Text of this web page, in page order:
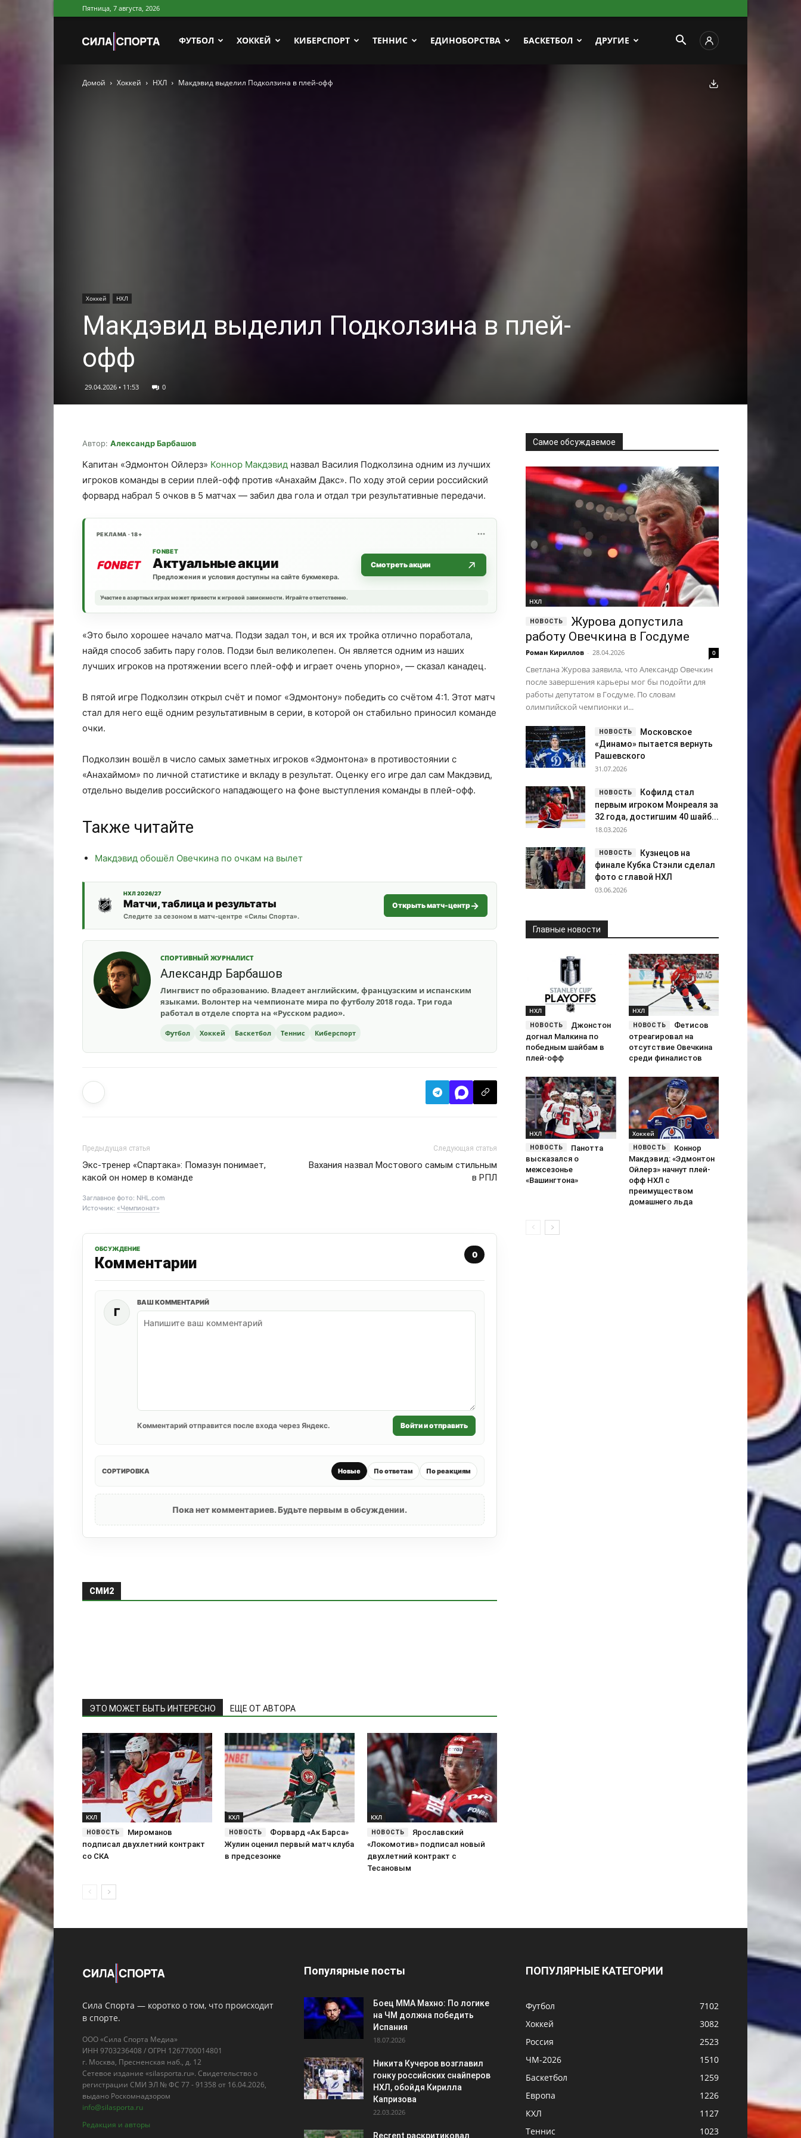
Пятница, 7 августа, 2026
Сила
Спорта
ФУТБОЛ ХОККЕЙ КИБЕРСПОРТ ТЕННИС ЕДИНОБОРСТВА БАСКЕТБОЛ ДРУГИЕ
Домой Хоккей НХЛ Макдэвид выделил Подколзина в плей-офф
Хоккей НХЛ
Макдэвид выделил Подколзина в плей-
офф
29.04.2026 • 11:53 0
Скачать фото
Автор: Александр Барбашов
Капитан «Эдмонтон Ойлерз» Коннор Макдэвид назвал Василия Подколзина одним из лучших
игроков команды в серии плей-офф против «Анахайм Дакс». По ходу этой серии российский
форвард набрал 5 очков в 5 матчах — забил два гола и отдал три результативные передачи.
РЕКЛАМА · 18+
FONBET
Актуальные акции
Предложения и условия доступны на сайте букмекера.
Смотреть акции
Участие в азартных играх может привести к игровой зависимости. Играйте ответственно.
«Это было хорошее начало матча. Подзи задал тон, и вся их тройка отлично поработала,
найдя способ забить пару голов. Подзи был великолепен. Он является одним из наших
лучших игроков на протяжении всего плей-офф и играет очень упорно», — сказал канадец.
В пятой игре Подколзин открыл счёт и помог «Эдмонтону» победить со счётом 4:1. Этот матч
стал для него ещё одним результативным в серии, в которой он стабильно приносил команде
очки.
Подколзин вошёл в число самых заметных игроков «Эдмонтона» в противостоянии с
«Анахаймом» по личной статистике и вкладу в результат. Оценку его игре дал сам Макдэвид,
отдельно выделив российского нападающего на фоне выступления команды в плей-офф.
Также читайте
Макдэвид обошёл Овечкина по очкам на вылет
НХЛ 2026/27
Матчи, таблица и результаты
Следите за сезоном в матч-центре «Силы Спорта».
Открыть матч-центр
СПОРТИВНЫЙ ЖУРНАЛИСТ
Александр Барбашов
Лингвист по образованию. Владеет английским, французским и испанским
языками. Волонтер на чемпионате мира по футболу 2018 года. Три года
работал в отделе спорта на «Русском радио».
Футбол Хоккей Баскетбол Теннис Киберспорт
Предыдущая статья
Экс-тренер «Спартака»: Помазун понимает,
какой он номер в команде
Следующая статья
Вахания назвал Мостового самым стильным
в РПЛ
Заглавное фото: NHL.com
Источник: «Чемпионат»
ОБСУЖДЕНИЕ
Комментарии 0
Г
ВАШ КОММЕНТАРИЙ
Комментарий отправится после входа через Яндекс. Войти и отправить
СОРТИРОВКА Новые По ответам По реакциям
Пока нет комментариев. Будьте первым в обсуждении.
СМИ2
ЭТО МОЖЕТ БЫТЬ ИНТЕРЕСНО ЕЩЕ ОТ АВТОРА
КХЛ
Мироманов
подписал двухлетний контракт
со СКА
КХЛ
Форвард «Ак Барса»
Жулин оценил первый матч клуба
в предсезонке
КХЛ
Ярославский
«Локомотив» подписал новый
двухлетний контракт с
Тесановым
Самое обсуждаемое
НХЛ
Журова допустила
работу Овечкина в Госдуме
Роман Кириллов - 28.04.2026 0
Светлана Журова заявила, что Александр Овечкин
после завершения карьеры мог бы подойти для
работы депутатом в Госдуме. По словам
олимпийской чемпионки и...
Московское
«Динамо» пытается вернуть
Рашевского
31.07.2026
Кофилд стал
первым игроком Монреаля за
32 года, достигшим 40 шайб...
18.03.2026
Кузнецов на
финале Кубка Стэнли сделал
фото с главой НХЛ
03.06.2026
Главные новости
НХЛ
Джонстон
догнал Малкина по
победным шайбам в
плей-офф
НХЛ
Фетисов
отреагировал на
отсутствие Овечкина
среди финалистов
НХЛ
Панотта
высказался о
межсезонье
«Вашингтона»
Хоккей
Коннор
Макдэвид: «Эдмонтон
Ойлерз» начнут плей-
офф НХЛ с
преимуществом
домашнего льда
Сила Спорта — коротко о том, что происходит
в спорте.
ООО «Сила Спорта Медиа»
ИНН 9703236408 / ОГРН 1267700014801
г. Москва, Пресненская наб., д. 12
Сетевое издание «silasporta.ru». Свидетельство о
регистрации СМИ ЭЛ № ФС 77 - 91358 от 16.04.2026,
выдано Роскомнадзором
info@silasporta.ru
Редакция и авторы
Популярные посты
Боец ММА Махно: По логике
на ЧМ должна победить
Испания
18.07.2026
Никита Кучеров возглавил
гонку российских снайперов
НХЛ, обойдя Кирилла
Капризова
22.03.2026
Recrent раскритиковал
ПОПУЛЯРНЫЕ КАТЕГОРИИ
Футбол
7102
Хоккей
3082
Россия
2523
ЧМ-2026
1510
Баскетбол
1259
Европа
1226
КХЛ
1127
Теннис
1023